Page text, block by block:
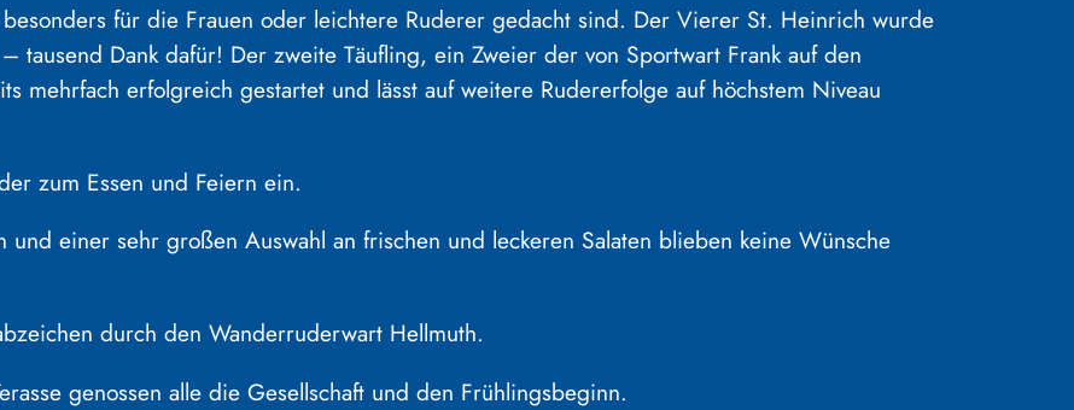
für die Frauen oder leichtere Ruderer gedacht sind. Der Vierer St. Heinrich wurde
tausend Dank dafür! Der zweite Täufling, ein Zweier der von Sportwart Frank auf den
mehrfach erfolgreich gestartet und lässt auf weitere Rudererfolge auf höchstem Niveau
zum Essen und Feiern ein.
einer sehr großen Auswahl an frischen und leckeren Salaten blieben keine Wünsche
durch den Wanderruderwart Hellmuth.
genossen alle die Gesellschaft und den Frühlingsbeginn.